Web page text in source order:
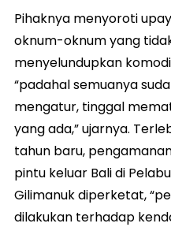
Pihaknya menyoroti
oknum-oknum yang
menyelundupkan
“padahal semuanya
mengatur, tinggal
yang ada,” ujarnya.
tahun baru,
pintu keluar Bali di
Gilimanuk diperketat,
dilakukan terhadap